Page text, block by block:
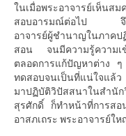
ในเมื่อพระอาจารย์เห็นส
สอบอารมณ์ต่อไป จึงไ
อาจารย์ผู้ชำนาญในภาคป
สอน จนมีความรู้ความเ
ตลอดการแก้ปัญหาต่าง ๆ
ทดสอบจนเป็นที่แน่ใจแล้
มาปฏิบัติวิปัสสนาในสำนัก
สุรศักดิ์ ก็ทำหน้าที่การสอ
อาสภเถระ พระอาจารย์ใ